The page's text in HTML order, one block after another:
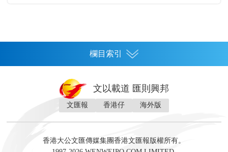
欄目索引
灣區人
財經 地產 投資 財評 數字經濟
文以載道 匯則興邦
文匯報 香港仔 海外版
香港大公文匯傳媒集團香港文匯報版權所有。